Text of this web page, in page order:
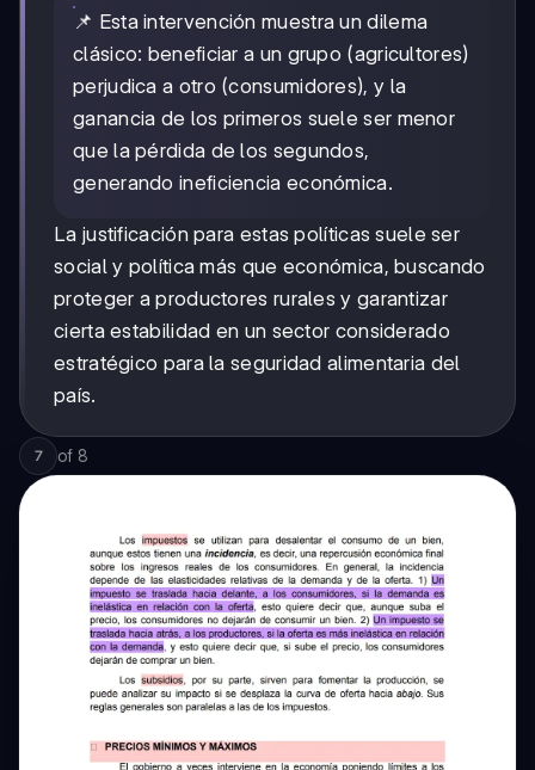
📌 Esta intervención muestra un dilema
clásico: beneficiar a un grupo (agricultores)
perjudica a otro (consumidores), y la
ganancia de los primeros suele ser menor
que la pérdida de los segundos,
generando ineficiencia económica.
La justificación para estas políticas suele ser
social y política más que económica, buscando
proteger a productores rurales y garantizar
cierta estabilidad en un sector considerado
estratégico para la seguridad alimentaria del
país.
7 of 8